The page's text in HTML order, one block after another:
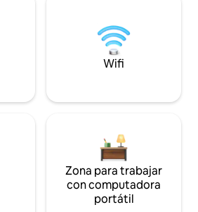
Wifi
Zona para trabajar
con computadora
portátil